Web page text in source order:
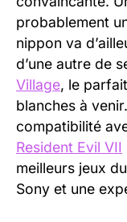
probablement
nippon va
d’une autre de
Village, le
blanches à
compatibilité
Resident Evil VII
meilleurs jeux
Sony et une